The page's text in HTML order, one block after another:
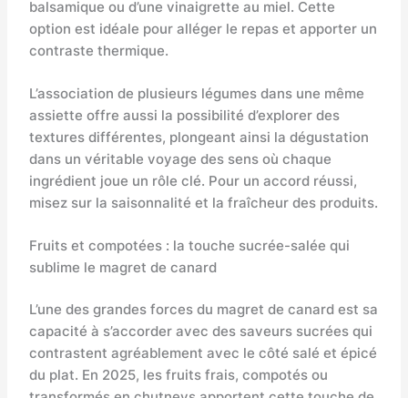
balsamique ou d’une vinaigrette au miel. Cette
option est idéale pour alléger le repas et apporter un
contraste thermique.
L’association de plusieurs légumes dans une même
assiette offre aussi la possibilité d’explorer des
textures différentes, plongeant ainsi la dégustation
dans un véritable voyage des sens où chaque
ingrédient joue un rôle clé. Pour un accord réussi,
misez sur la saisonnalité et la fraîcheur des produits.
Fruits et compotées : la touche sucrée-salée qui
sublime le magret de canard
L’une des grandes forces du magret de canard est sa
capacité à s’accorder avec des saveurs sucrées qui
contrastent agréablement avec le côté salé et épicé
du plat. En 2025, les fruits frais, compotés ou